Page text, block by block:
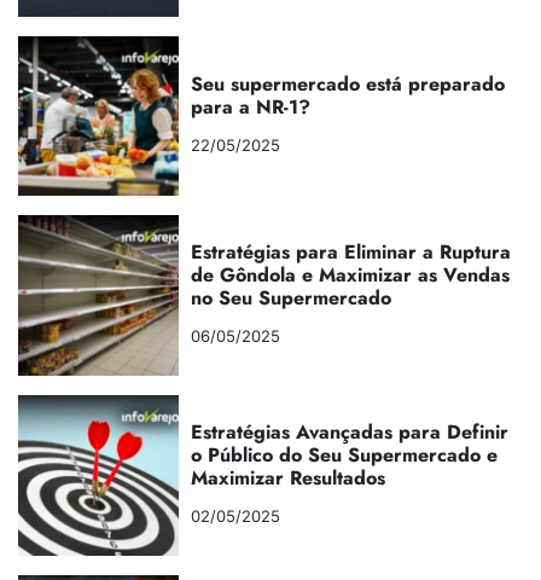
Seu supermercado está preparado
para a NR-1?
22/05/2025
Estratégias para Eliminar a Ruptura
de Gôndola e Maximizar as Vendas
no Seu Supermercado
06/05/2025
Estratégias Avançadas para Definir
o Público do Seu Supermercado e
Maximizar Resultados
02/05/2025